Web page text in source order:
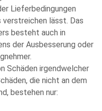
Lieferbedingungen
lässt. Das
besteht auch in
der Ausbesserung oder
Schäden irgendwelcher
die nicht an dem
bestehen nur: